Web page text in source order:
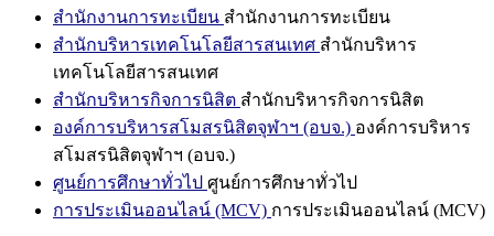
สำนักงานการทะเบียน สำนักงานการทะเบียน
สำนักบริหารเทคโนโลยีสารสนเทศ สำนักบริหาร
เทคโนโลยีสารสนเทศ
สำนักบริหารกิจการนิสิต สำนักบริหารกิจการนิสิต
องค์การบริหารสโมสรนิสิตจุฬาฯ (อบจ.) องค์การบริหาร
สโมสรนิสิตจุฬาฯ (อบจ.)
ศูนย์การศึกษาทั่วไป ศูนย์การศึกษาทั่วไป
การประเมินออนไลน์ (MCV) การประเมินออนไลน์ (MCV)